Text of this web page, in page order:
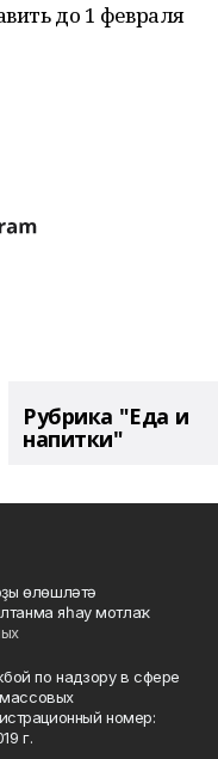
до 1 февраля
Рубрика "Еда и
напитки"
өлөшләтә
яһау мотлаҡ.
по надзору в сфере
номер:
г.